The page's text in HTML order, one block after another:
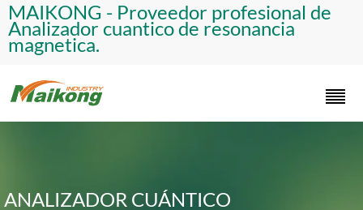
​MAIKONG - Proveedor profesional de
Analizador cuantico de resonancia
magnetica.​
ANALIZADOR CUÁNTICO​